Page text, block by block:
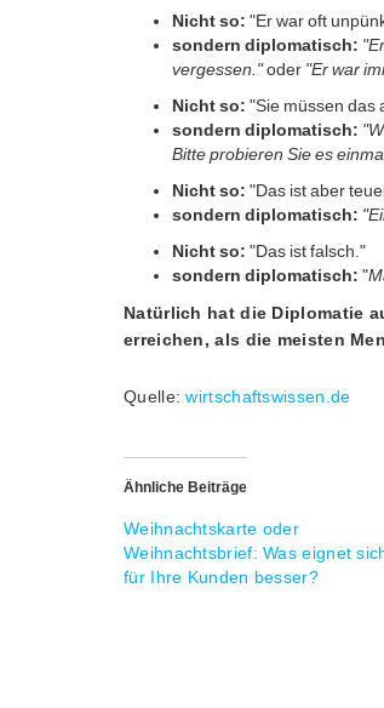
Nicht so: "Er war oft
sondern diplomatisch:
vergessen."oder "Er war
Nicht so: "Sie müssen das
sondern diplomatisch:
Bitte probieren Sie es
Nicht so: "Das ist aber
sondern diplomatisch:
Nicht so: "Das ist falsch."
sondern diplomatisch: "
Natürlich hat die Diplomatie
erreichen, als die meisten
Quelle:wirtschaftswissen.de
Ähnliche Beiträge
Weihnachtskarte oder
Weihnachtsbrief: Was eignet
für Ihre Kunden besser?